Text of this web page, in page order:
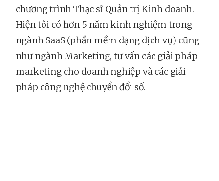
chương trình Thạc sĩ Quản trị Kinh doanh.
Hiện tôi có hơn 5 năm kinh nghiệm trong
ngành SaaS (phần mềm dạng dịch vụ) cũng
như ngành Marketing, tư vấn các giải pháp
marketing cho doanh nghiệp và các giải
pháp công nghệ chuyển đổi số.